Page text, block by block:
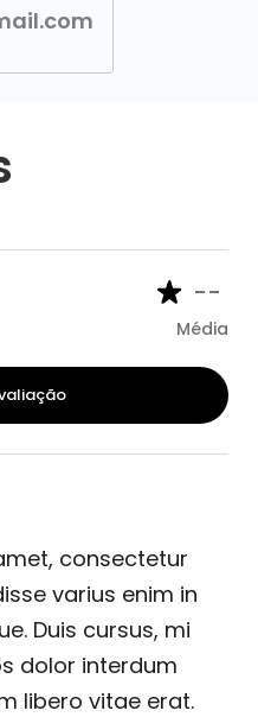
--
Média
consectetur
varius enim in
Duis cursus, mi
dolor interdum
libero vitae erat.